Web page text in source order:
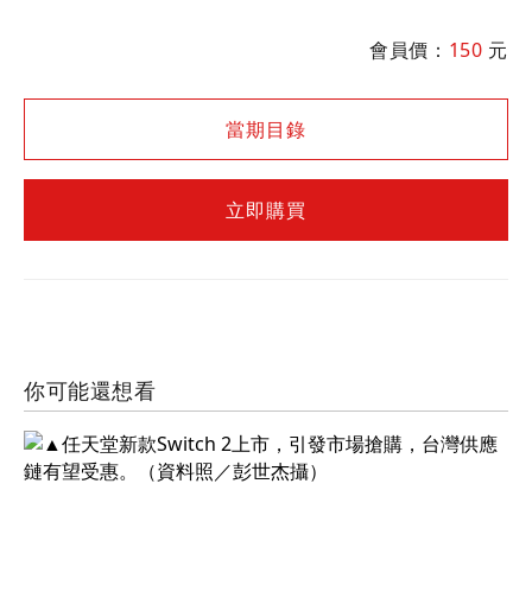
制勝點以及定存股操作對策，歸納出當
下環境下的不敗投資方向。
會員價： 150 元
當期目錄
立即購買
你可能還想看